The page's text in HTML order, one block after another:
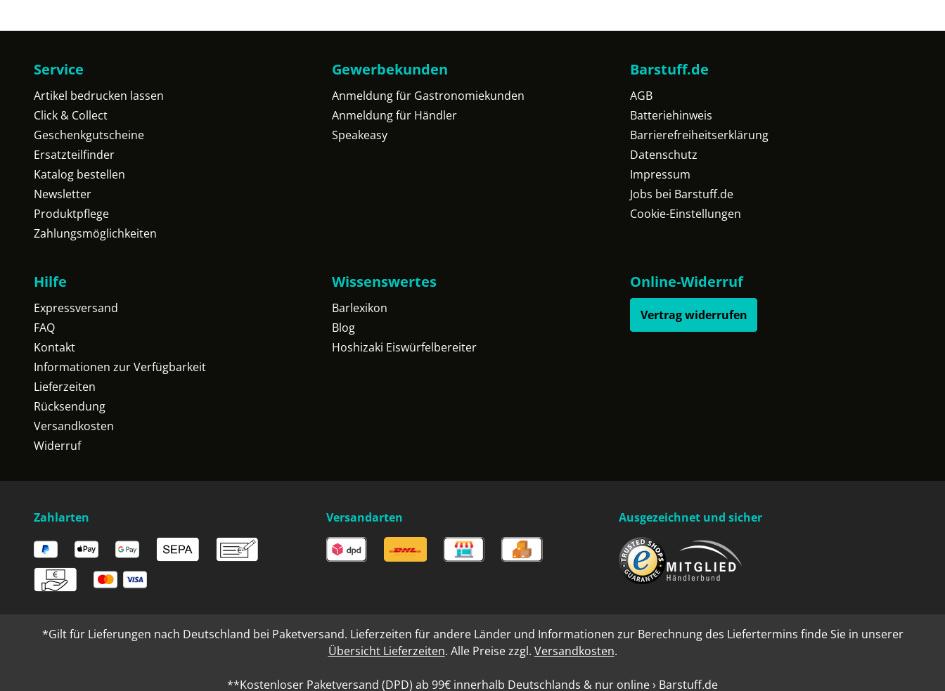
Service
Artikel bedrucken lassen
Click & Collect
Geschenkgutscheine
Ersatzteilfinder
Katalog bestellen
Newsletter
Produktpflege
Zahlungsmöglichkeiten
Gewerbekunden
Anmeldung für Gastronomiekunden
Anmeldung für Händler
Speakeasy
Barstuff.de
AGB
Batteriehinweis
Barrierefreiheitserklärung
Datenschutz
Impressum
Jobs bei Barstuff.de
Cookie-Einstellungen
Hilfe
Expressversand
FAQ
Kontakt
Informationen zur Verfügbarkeit
Lieferzeiten
Rücksendung
Versandkosten
Widerruf
Wissenswertes
Barlexikon
Blog
Hoshizaki Eiswürfelbereiter
Online-Widerruf
Vertrag widerrufen
Zahlarten Versandarten Ausgezeichnet und sicher
*Gilt für Lieferungen nach Deutschland bei Paketversand. Lieferzeiten für andere Länder und Informationen zur Berechnung des Liefertermins finde Sie in unserer
Übersicht Lieferzeiten. Alle Preise zzgl. Versandkosten.
**Kostenloser Paketversand (DPD) ab 99€ innerhalb Deutschlands & nur online › Barstuff.de